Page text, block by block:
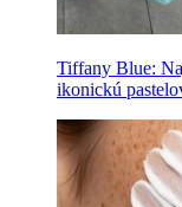
Tiffany Blue:
ikonickú